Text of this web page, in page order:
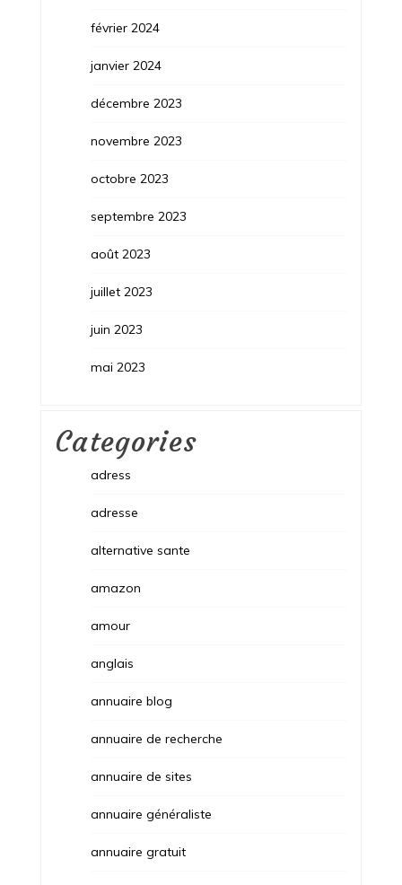
février 2024
janvier 2024
décembre 2023
novembre 2023
octobre 2023
septembre 2023
août 2023
juillet 2023
juin 2023
mai 2023
Categories
adress
adresse
alternative sante
amazon
amour
anglais
annuaire blog
annuaire de recherche
annuaire de sites
annuaire généraliste
annuaire gratuit